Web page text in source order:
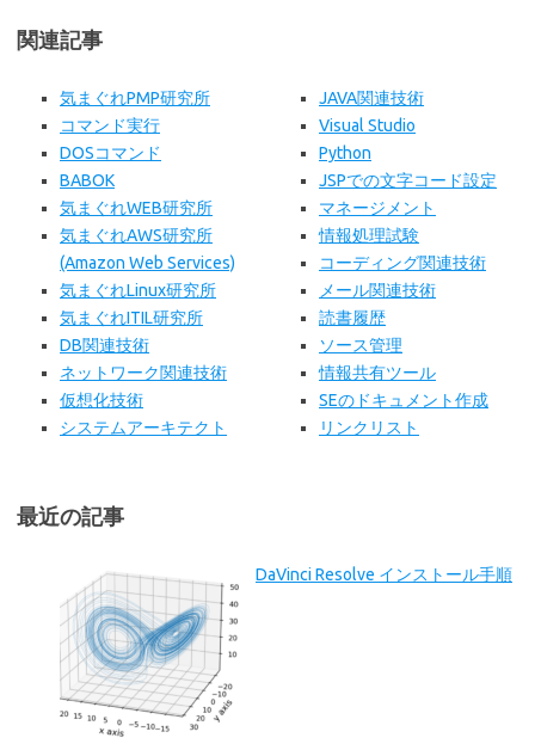
関連記事
気まぐれPMP研究所
コマンド実行
DOSコマンド
BABOK
気まぐれWEB研究所
気まぐれAWS研究所
(Amazon Web Services)
気まぐれLinux研究所
気まぐれITIL研究所
DB関連技術
ネットワーク関連技術
仮想化技術
システムアーキテクト
JAVA関連技術
Visual Studio
Python
JSPでの文字コード設定
マネージメント
情報処理試験
コーディング関連技術
メール関連技術
読書履歴
ソース管理
情報共有ツール
SEのドキュメント作成
リンクリスト
最近の記事
DaVinci Resolve インストール手順